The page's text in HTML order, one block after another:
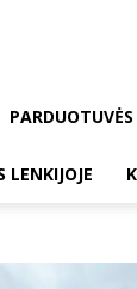
PARDUOTUVĖS
LENKIJOJE